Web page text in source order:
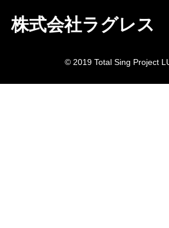
株式会社ラグレス
© 2019 Total Sing Project